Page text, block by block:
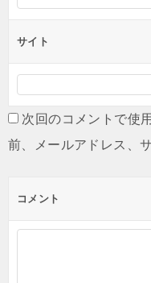
サイト
次回のコメントで使
前、メールアドレス、
コメント